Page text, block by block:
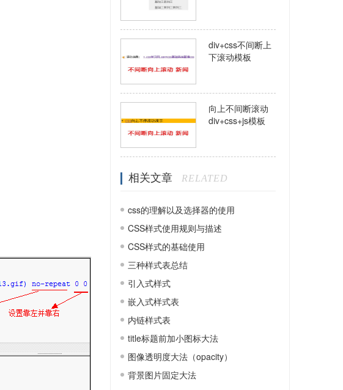
div+css不间断上
下滚动模板
向上不间断滚动
div+css+js模板
相关文章 RELATED
css的理解以及选择器的使用
CSS样式使用规则与描述
CSS样式的基础使用
三种样式表总结
引入式样式
嵌入式样式表
内链样式表
title标题前加小图标大法
图像透明度大法（opacity）
背景图片固定大法